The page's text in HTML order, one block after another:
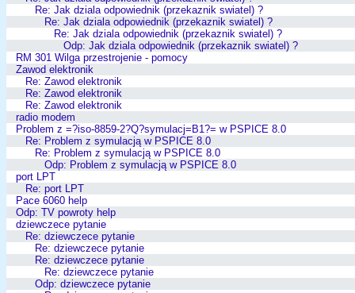
Re: Jak dziala odpowiednik (przekaznik swiatel) ?
Re: Jak dziala odpowiednik (przekaznik swiatel) ?
Re: Jak dziala odpowiednik (przekaznik swiatel) ?
Odp: Jak dziala odpowiednik (przekaznik swiatel) ?
RM 301 Wilga przestrojenie - pomocy
Zawod elektronik
Re: Zawod elektronik
Re: Zawod elektronik
Re: Zawod elektronik
radio modem
Problem z =?iso-8859-2?Q?symulacj=B1?= w PSPICE 8.0
Re: Problem z symulacją w PSPICE 8.0
Re: Problem z symulacją w PSPICE 8.0
Odp: Problem z symulacją w PSPICE 8.0
port LPT
Re: port LPT
Pace 6060 help
Odp: TV powroty help
dziewczece pytanie
Re: dziewczece pytanie
Re: dziewczece pytanie
Re: dziewczece pytanie
Re: dziewczece pytanie
Odp: dziewczece pytanie